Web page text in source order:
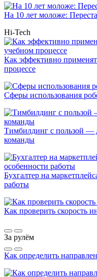
На 10 лет моложе:
Hi-Tech
Как эффективно
процессе
Сферы использования
Тимбилдинг с пользой —
команды
Бухгалтер на
работы
Как проверить скорость
За рулём
Как определить